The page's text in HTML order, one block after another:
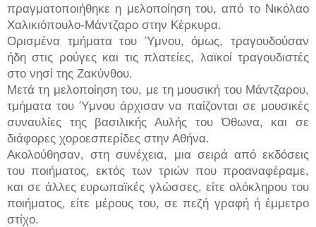
πραγματοποιήθηκε η μελοποίηση του, από το Νικόλαο
Χαλικιόπουλο-Μάντζαρο στην Κέρκυρα.
Ορισμένα τμήματα του Ύμνου, όμως, τραγουδούσαν
ήδη στις ρούγες και τις πλατείες, λαϊκοί τραγουδιστές
στο νησί της Ζακύνθου.
Μετά τη μελοποίηση του, με τη μουσική του Μάντζαρου,
τμήματα του Ύμνου άρχισαν να παίζονται σε μουσικές
συναυλίες της βασιλικής Αυλής του Όθωνα, και σε
διάφορες χοροεσπερίδες στην Αθήνα.
Ακολούθησαν, στη συνέχεια, μια σειρά από εκδόσεις
του ποιήματος, εκτός των τριών που προαναφέραμε,
και σε άλλες ευρωπαϊκές γλώσσες, είτε ολόκληρου του
ποιήματος, είτε μέρους του, σε πεζή γραφή ή έμμετρο
στίχο.